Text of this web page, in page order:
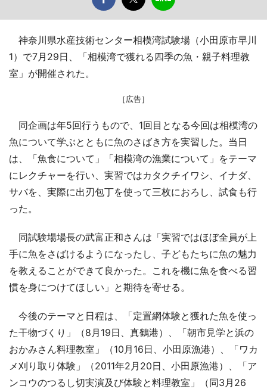
神奈川県水産技術センター相模湾試験場（小田原市早川
1）で7月29日、「相模湾で獲れる四季の魚・親子料理教
室」が開催された。
［広告］
同企画は年5回行うもので、1回目となる今回は相模湾の
魚について学ぶとともに魚のさばき方を実習した。当日
は、「魚食について」「相模湾の漁業について」をテーマ
にレクチャーを行い、実習ではカタクチイワシ、イナダ、
サバを、実際に出刃包丁を使って三枚におろし、試食も行
った。
同試験場場長の武富正和さんは「実習ではほぼ全員が上
手に魚をさばけるようになったし、子どもたちに魚の魅力
を教えることができて良かった。これを機に魚を食べる習
慣を身につけてほしい」と期待を寄せる。
今後のテーマと日程は、「定置網体験と獲れた魚を使っ
た干物づくり」（8月19日、真鶴港）、「朝市見学と浜の
おかみさん料理教室」（10月16日、小田原漁港）、「ワカ
メ刈り取り体験」（2011年2月20日、小田原漁港）、「ア
ンコウのつるし切実演及び体験と料理教室」（同3月26